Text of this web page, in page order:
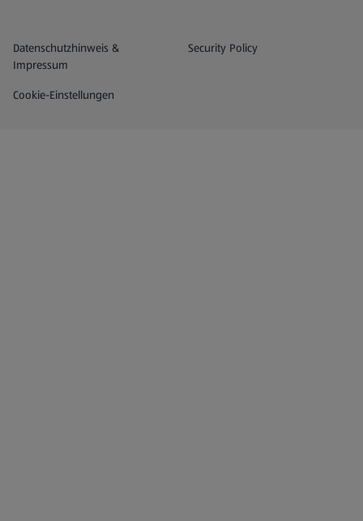
Datenschutz- und Richtlinienmenü
Datenschutzhinweis &
Impressum
Security Policy
(öffnet in einem neuen Tab)
Cookie-Einstellungen